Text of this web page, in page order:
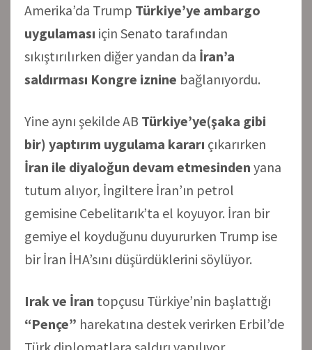
Amerika’da Trump Türkiye’ye ambargo
uygulaması için Senato tarafından
sıkıştırılırken diğer yandan da İran’a
saldırması Kongre iznine bağlanıyordu.
Yine aynı şekilde AB Türkiye’ye(şaka gibi
bir) yaptırım uygulama kararı çıkarırken
İran ile diyaloğun devam etmesinden yana
tutum alıyor, İngiltere İran’ın petrol
gemisine Cebelitarık’ta el koyuyor. İran bir
gemiye el koyduğunu duyururken Trump ise
bir İran İHA’sını düşürdüklerini söylüyor.
Irak ve İran topçusu Türkiye’nin başlattığı
“Pençe” harekatına destek verirken Erbil’de